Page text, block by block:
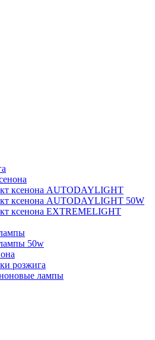
ксенона AUTODAYLIGHT
ксенона AUTODAYLIGHT 50W
ксенона EXTREMELIGHT
50w
розжига
лампы